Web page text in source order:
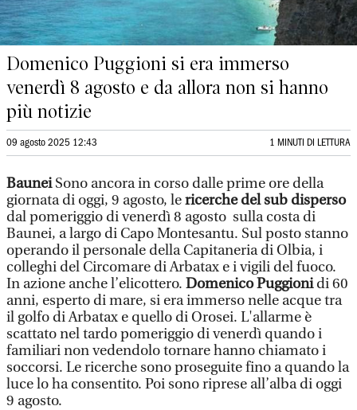
Domenico Puggioni si era immerso
venerdì 8 agosto e da allora non si hanno
più notizie
09 agosto 2025 12:43 1 MINUTI DI LETTURA
BauneiSono ancora in corso dalle prime ore della
giornata di oggi, 9 agosto, lericerche del sub disperso
dal pomeriggio di venerdì 8 agosto sulla costa di
Baunei, a largo di Capo Montesantu. Sul posto stanno
operando il personale della Capitaneria di Olbia, i
colleghi del Circomare di Arbatax e i vigili del fuoco.
In azione anche l’elicottero. Domenico Puggionidi 60
anni, esperto di mare, si era immerso nelle acque tra
il golfo di Arbatax e quello di Orosei. L'allarme è
scattato nel tardo pomeriggio di venerdì quando i
familiari non vedendolo tornare hanno chiamato i
soccorsi. Le ricerche sono proseguite fino a quando la
luce lo ha consentito. Poi sono riprese all’alba di oggi
9 agosto.